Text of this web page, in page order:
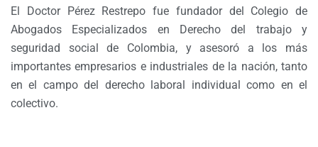
El Doctor Pérez Restrepo fue fundador del Colegio de
Abogados Especializados en Derecho del trabajo y
seguridad social de Colombia, y asesoró a los más
importantes empresarios e industriales de la nación, tanto
en el campo del derecho laboral individual como en el
colectivo.